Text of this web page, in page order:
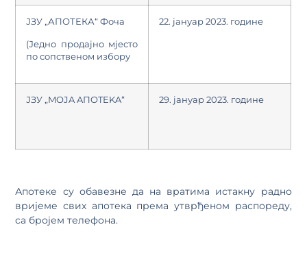
ЈЗУ „АПОТЕКА“ Фоча
(Једно продајно мјесто
по сопственом избору
22. јануар 2023. године
ЈЗУ „MOJA AПOTEKA“ 29. јануар 2023. године
Апотеке су обавезне да на вратима истакну радно
вријеме свих апотека према утврђеном распореду,
са бројем телефона.